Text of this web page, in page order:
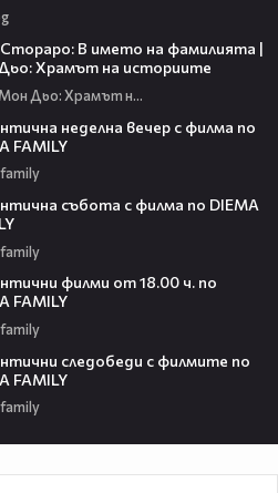
В името на фамилията |
Храмът на историите
Мон Дьо: Храмът на историите
неделна вечер с филма по
FAMILY
събота с филма по DIEMA
филми от 18.00 ч. по
FAMILY
следобеди с филмите по
FAMILY